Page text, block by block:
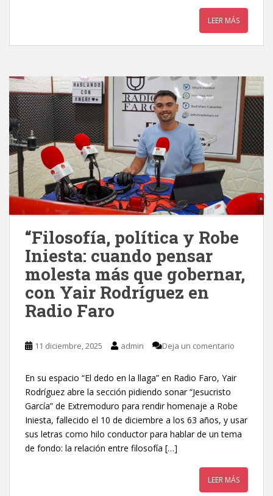
LEER MÁS
“Filosofía, política y Robe
Iniesta: cuando pensar
molesta más que gobernar,
con Yair Rodríguez en
Radio Faro
11 diciembre, 2025 admin Deja un comentario
En su espacio “El dedo en la llaga” en Radio Faro, Yair
Rodríguez abre la sección pidiendo sonar “Jesucristo
García” de Extremoduro para rendir homenaje a Robe
Iniesta, fallecido el 10 de diciembre a los 63 años, y usar
sus letras como hilo conductor para hablar de un tema
de fondo: la relación entre filosofía […]
LEER MÁS